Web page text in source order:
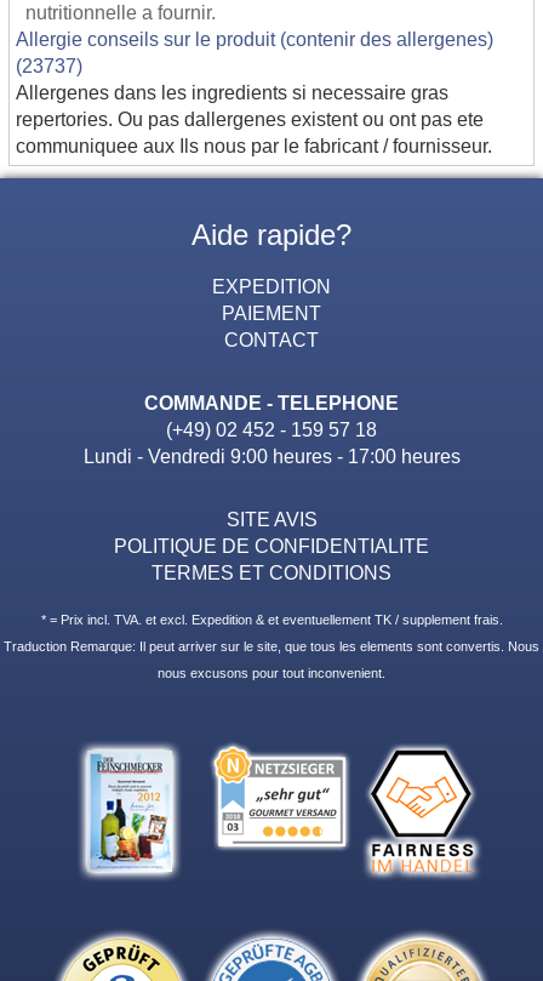
nutritionnelle a fournir.
Allergie conseils sur le produit (contenir des allergenes)
(23737)
Allergenes dans les ingredients si necessaire gras
repertories. Ou pas dallergenes existent ou ont pas ete
communiquee aux Ils nous par le fabricant / fournisseur.
Aide rapide?
EXPEDITION
PAIEMENT
CONTACT
COMMANDE - TELEPHONE
(+49) 02 452 - 159 57 18
Lundi - Vendredi 9:00 heures - 17:00 heures
SITE AVIS
POLITIQUE DE CONFIDENTIALITE
TERMES ET CONDITIONS
* = Prix incl. TVA. et excl. Expedition & et eventuellement TK / supplement frais.
Traduction Remarque: Il peut arriver sur le site, que tous les elements sont convertis. Nous
nous excusons pour tout inconvenient.